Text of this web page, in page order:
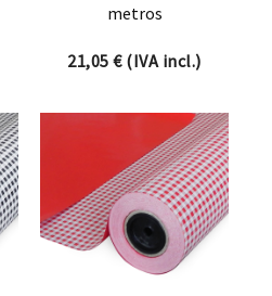
metros
21,05€(IVA incl.)